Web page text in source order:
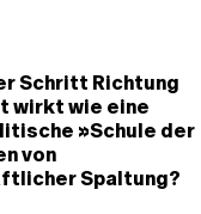
Schritt Richtung
wirkt wie eine
»Schule der
von
Spaltung?